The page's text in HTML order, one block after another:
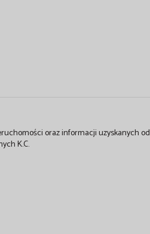
oraz informacji uzyskanych od
K.C.